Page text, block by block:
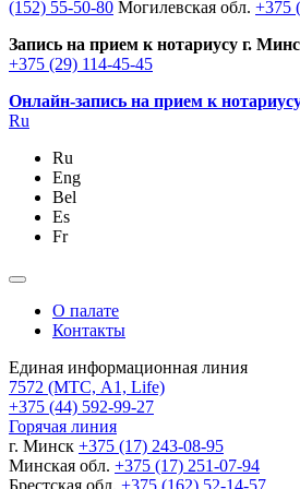
(152) 55-50-80 Могилевская обл. +375
Запись на прием к нотариусу г.
+375 (29) 114-45-45
Онлайн-запись на прием к
Ru
Ru
Eng
Bel
Es
Fr
О палате
Контакты
Единая информационная линия
7572 (МТС, A1, Life)
+375 (44) 592-99-27
Горячая линия
г. Минск +375 (17) 243-08-95
Минская обл. +375 (17) 251-07-94
Брестская обл. +375 (162) 52-14-57